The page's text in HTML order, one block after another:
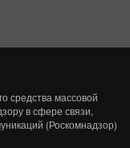
средства массовой
в сфере связи,
(Роскомнадзор)